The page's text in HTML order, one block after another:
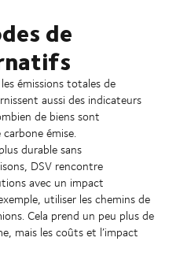
de
émissions totales de
aussi des indicateurs
de biens sont
émise.
durable sans
DSV rencontre
avec un impact
utiliser les chemins de
Cela prend un peu plus de
mais les coûts et l’impact